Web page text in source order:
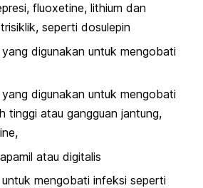
fluoxetine, lithium dan
seperti dosulepin
digunakan untuk mengobati
digunakan untuk mengobati
tinggi atau gangguan jantung,
atau digitalis
mengobati infeksi seperti